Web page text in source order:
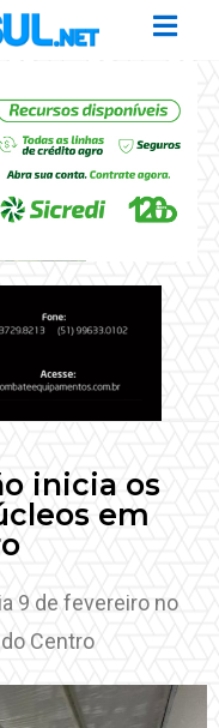
inicia os
em
9 de fevereiro no
Centro